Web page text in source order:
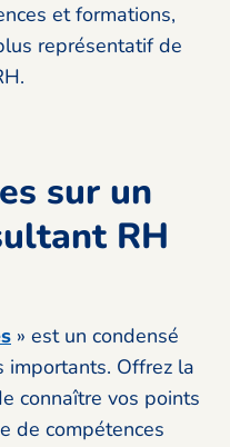
et formations,
représentatif de
sur un
RH
» est un condensé
Offrez la
connaître vos points
de compétences